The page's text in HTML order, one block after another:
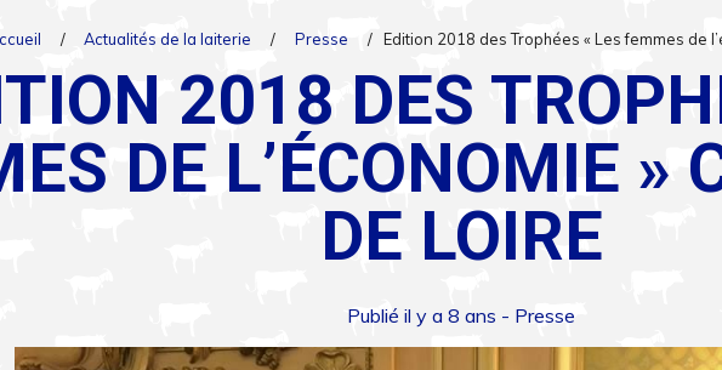
/ Actualités de la laiterie / Presse / Edition 2018 des Trophées « Les femmes de
2018 DES
DE L’ÉCONOMIE »
DE LOIRE
Publié il y a 8 ans - Presse